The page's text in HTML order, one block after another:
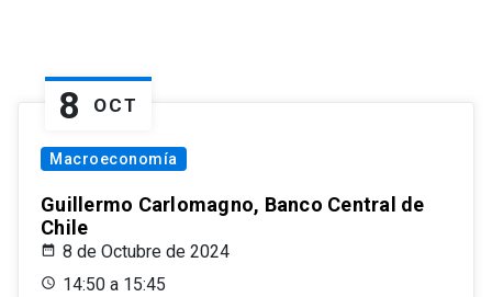
8 OCT
Macroeconomía
Guillermo Carlomagno, Banco Central de
Chile
8 de Octubre de 2024
14:50 a 15:45